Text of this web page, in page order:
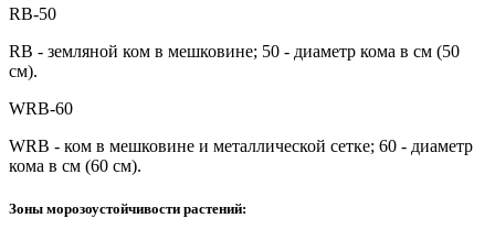
RB-50
RB - земляной ком в мешковине; 50 - диаметр кома в см (50
см).
WRB-60
WRB - ком в мешковине и металлической сетке; 60 - диаметр
кома в см (60 см).
Зоны морозоустойчивости растений: